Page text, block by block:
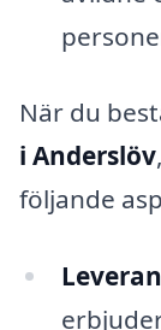
När du
i Anderslöv
följande